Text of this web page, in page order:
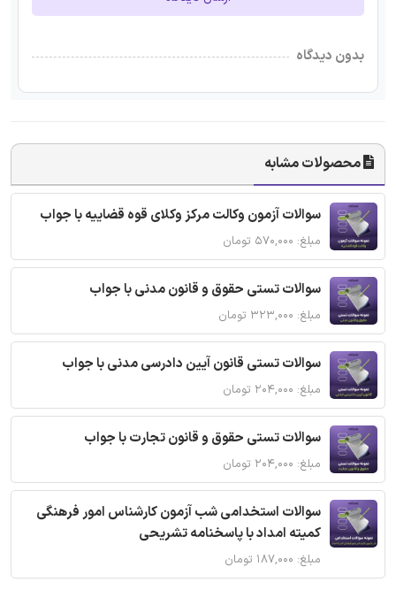
بدون دیدگاه
محصولات مشابه
سوالات آزمون وکالت مرکز وکلای قوه قضاییه با جواب
مبلغ: ۵۷۰,۰۰۰ تومان
سوالات تستی حقوق و قانون مدنی با جواب
مبلغ: ۳۲۳,۰۰۰ تومان
سوالات تستی قانون آیین دادرسی مدنی با جواب
مبلغ: ۲۰۴,۰۰۰ تومان
سوالات تستی حقوق و قانون تجارت با جواب
مبلغ: ۲۰۴,۰۰۰ تومان
سوالات استخدامی شب آزمون کارشناس امور فرهنگی
کمیته امداد با پاسخنامه تشریحی
مبلغ: ۱۸۷,۰۰۰ تومان